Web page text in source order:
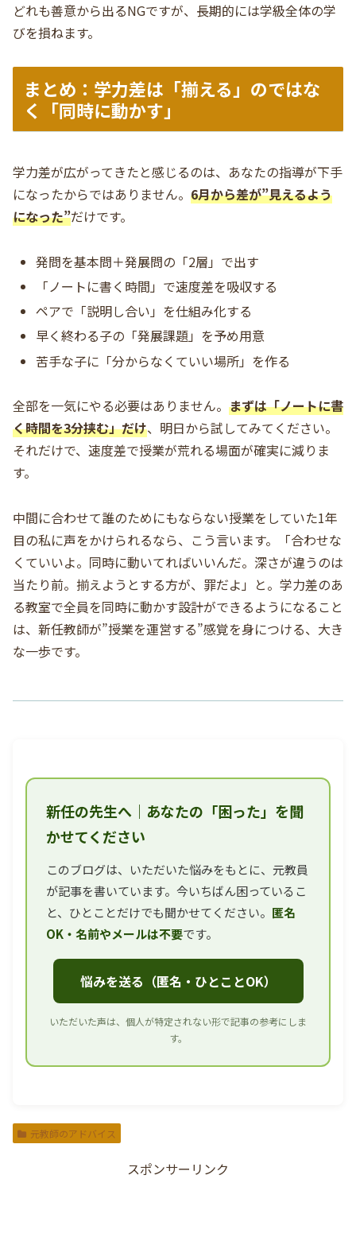
どれも善意から出るNGですが、長期的には学級全体の学
びを損ねます。
まとめ：学力差は「揃える」のではな
く「同時に動かす」
学力差が広がってきたと感じるのは、あなたの指導が下手
になったからではありません。 6月から差が”見えるよう
になった”だけです。
発問を基本問＋発展問の「2層」で出す
「ノートに書く時間」で速度差を吸収する
ペアで「説明し合い」を仕組み化する
早く終わる子の「発展課題」を予め用意
苦手な子に「分からなくていい場所」を作る
全部を一気にやる必要はありません。 まずは「ノートに書
く時間を3分挟む」だけ、明日から試してみてください。
それだけで、速度差で授業が荒れる場面が確実に減りま
す。
中間に合わせて誰のためにもならない授業をしていた1年
目の私に声をかけられるなら、こう言います。「合わせな
くていいよ。同時に動いてればいいんだ。深さが違うのは
当たり前。揃えようとする方が、罪だよ」と。学力差のあ
る教室で全員を同時に動かす設計ができるようになること
は、新任教師が”授業を運営する”感覚を身につける、大き
な一歩です。
新任の先生へ｜あなたの「困った」を聞
かせてください
このブログは、いただいた悩みをもとに、元教員
が記事を書いています。今いちばん困っているこ
と、ひとことだけでも聞かせてください。 匿名
OK・名前やメールは不要です。
悩みを送る（匿名・ひとことOK）
いただいた声は、個人が特定されない形で記事の参考にしま
す。
元教師のアドバイス
スポンサーリンク